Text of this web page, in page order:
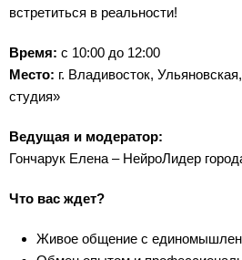
встретиться в реальности!
Время: с 10:00 до 12:00
Место: г. Владивосток,
студия»
Ведущая и модератор:
Гончарук Елена – НейроЛидер
Что вас ждет?
Живое общение с